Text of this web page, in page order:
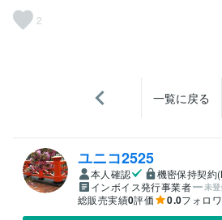
2
一覧に戻る
ユニコ2525
本人確認
機密保持契約
インボイス発行事業者
未
総販売実績0評価 0.0フォロ